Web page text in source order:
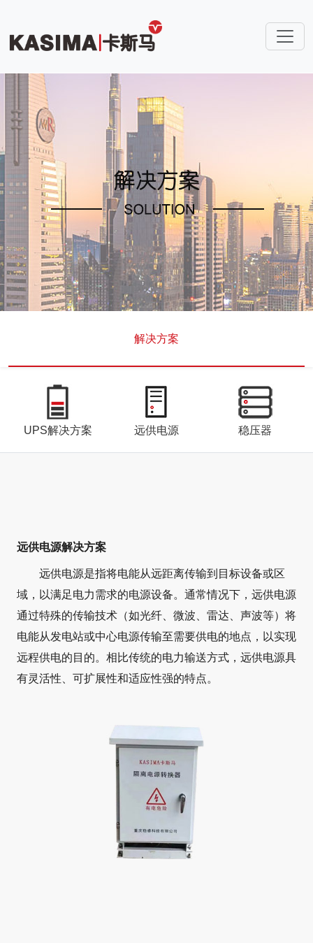
解决方案
UPS解决方案 远供电源 稳压器
远供电源解决方案
远供电源是指将电能从远距离传输到目标设备或区
域，以满足电力需求的电源设备。通常情况下，远供电源
通过特殊的传输技术（如光纤、微波、雷达、声波等）将
电能从发电站或中心电源传输至需要供电的地点，以实现
远程供电的目的。相比传统的电力输送方式，远供电源具
有灵活性、可扩展性和适应性强的特点。